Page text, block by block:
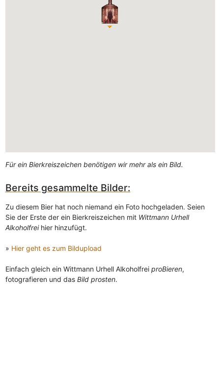
Für ein Bierkreiszeichen benötigen wir mehr als ein Bild.
Bereits gesammelte Bilder:
Zu diesem Bier hat noch niemand ein Foto hochgeladen. Seien
Sie der Erste der ein Bierkreiszeichen mit Wittmann Urhell
Alkoholfreihier hinzufügt.
» Hier geht es zum Bildupload
Einfach gleich ein Wittmann Urhell Alkoholfrei proBieren,
fotografieren und das Bild prosten.